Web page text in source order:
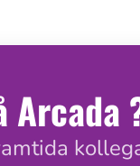
Arcada